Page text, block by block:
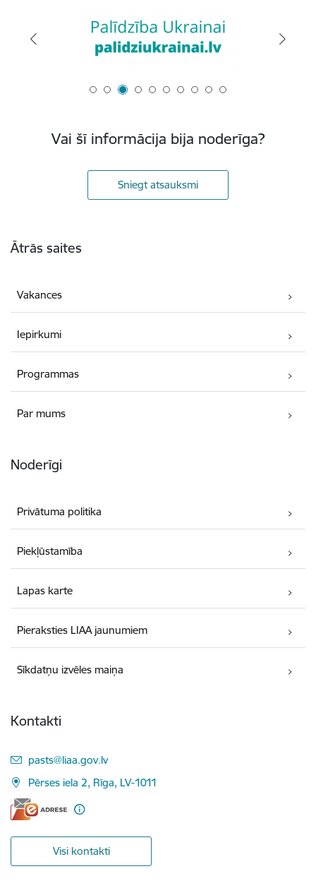
Vai šī informācija bija noderīga?
Sniegt atsauksmi
Ātrās saites
Vakances
Iepirkumi
Programmas
Par mums
Noderīgi
Privātuma politika
Piekļūstamība
Lapas karte
Pieraksties LIAA jaunumiem
Sīkdatņu izvēles maiņa
Kontakti
E-pasts:
pasts@liaa.gov.lv
Pērses iela 2, Rīga, LV-1011
Visi kontakti